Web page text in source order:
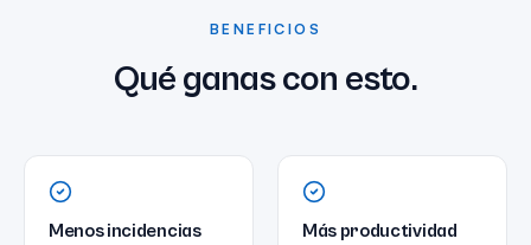
BENEFICIOS
Qué ganas con esto.
Menos incidencias
Más productividad